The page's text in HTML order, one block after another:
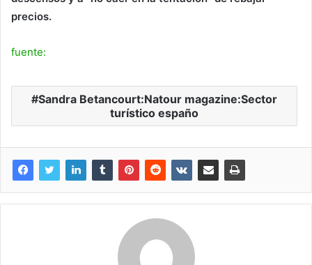
precios.
fuente:
Sandra Betancourt:Natour magazine:Sector
turístico españo